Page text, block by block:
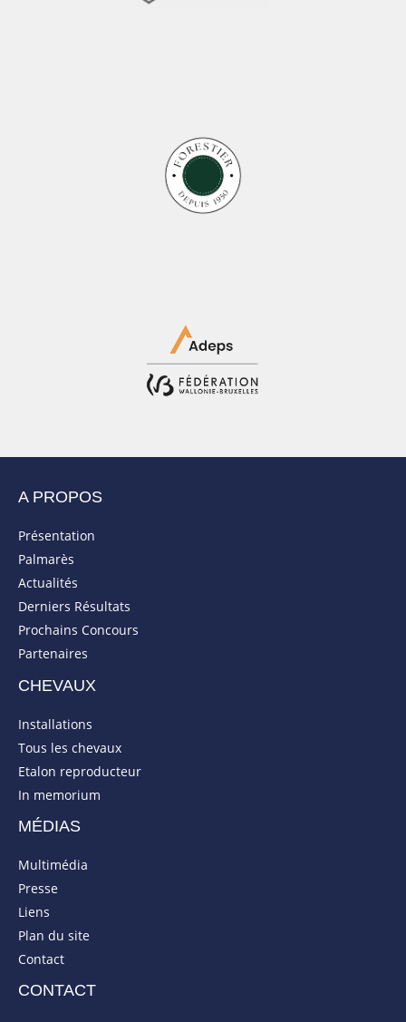
A PROPOS
Présentation
Palmarès
Actualités
Derniers Résultats
Prochains Concours
Partenaires
CHEVAUX
Installations
Tous les chevaux
Etalon reproducteur
In memorium
MÉDIAS
Multimédia
Presse
Liens
Plan du site
Contact
CONTACT